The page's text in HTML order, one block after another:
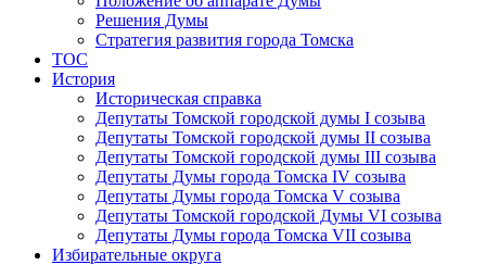
Решения Думы
Стратегия развития города Томска
ТОС
История
Историческая справка
Депутаты Томской городской думы I созыва
Депутаты Томской городской думы II созыва
Депутаты Томской городской думы III созыва
Депутаты Думы города Томска IV созыва
Депутаты Думы города Томска V созыва
Депутаты Томской городской Думы VI созыва
Депутаты Думы города Томска VII созыва
Избирательные округа